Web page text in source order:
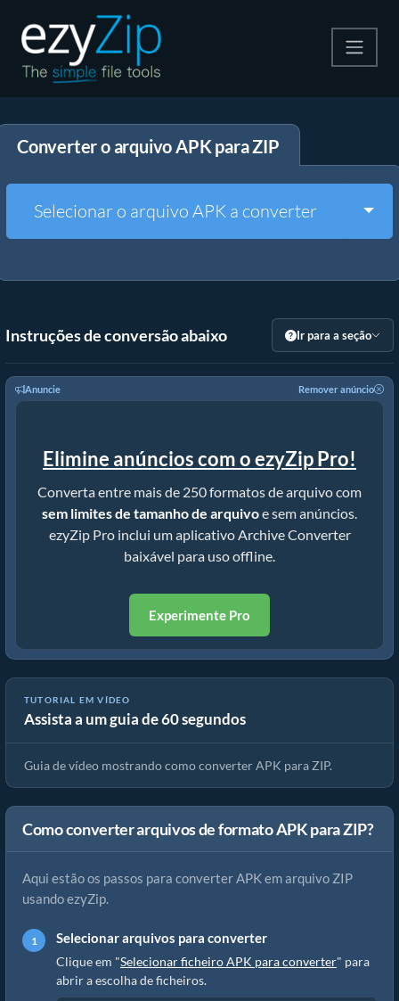
Descompactar
Outras Ferramentas
Converter o arquivo APK para ZIP
Selecionar o arquivo APK a converter
Instruções de conversão abaixo Ir para a seção
Anuncie Remover anúncio
Elimine anúncios com o ezyZip Pro!
Converta entre mais de 250 formatos de arquivo com
sem limites de tamanho de arquivoe sem anúncios.
ezyZip Pro inclui um aplicativo Archive Converter
baixável para uso offline.
Experimente Pro
TUTORIAL EM VÍDEO
Assista a um guia de 60 segundos
Como Converter APK para ZIP (Guia Simples)
Guia de vídeo mostrando como converter APK para ZIP.
Como converter arquivos de formato APK para ZIP?
Aqui estão os passos para converter APK em arquivo ZIP
usando ezyZip.
Selecionar arquivos para converter
Clique em "Selecionar ficheiro APK para converter" para
abrir a escolha de ficheiros.